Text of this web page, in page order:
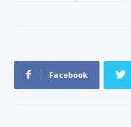
Facebook